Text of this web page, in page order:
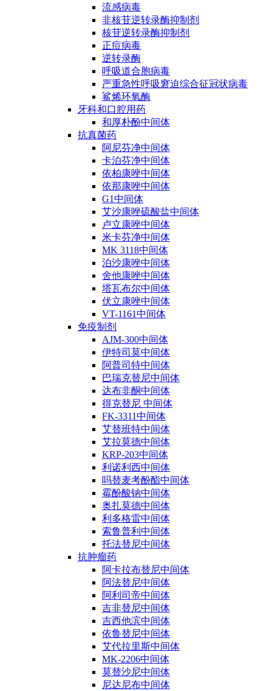
流感病毒
非核苷逆转录酶抑制剂
核苷逆转录酶抑制剂
正痘病毒
逆转录酶
呼吸道合胞病毒
严重急性呼吸窘迫综合征冠状病毒
鲨烯环氧酶
牙科和口腔用药
和厚朴酚中间体
抗真菌药
阿尼芬净中间体
卡泊芬净中间体
依柏康唑中间体
依那康唑中间体
G1中间体
艾沙康唑硫酸盐中间体
卢立康唑中间体
米卡芬净中间体
MK 3118中间体
泊沙康唑中间体
舍他康唑中间体
塔瓦布尔中间体
伏立康唑中间体
VT-1161中间体
免疫制剂
AJM-300中间体
伊特司莫中间体
阿普司特中间体
巴瑞克替尼中间体
达布非酮中间体
得克替尼 中间体
FK-3311中间体
艾替班特中间体
艾拉莫德中间体
KRP-203中间体
利诺利西中间体
吗替麦考酚酯中间体
霉酚酸钠中间体
奥扎莫德中间体
利多格雷中间体
索鲁普利中间体
托法替尼中间体
抗肿瘤药
阿卡拉布替尼中间体
阿法替尼中间体
阿利司帝中间体
吉非替尼中间体
吉西他滨中间体
依鲁替尼中间体
艾代拉里斯中间体
MK-2206中间体
莫替沙尼中间体
尼达尼布中间体